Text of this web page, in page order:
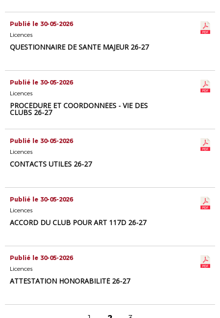
Publié le 30-05-2026
Licences
QUESTIONNAIRE DE SANTE MAJEUR 26-27
Publié le 30-05-2026
Licences
PROCÉDURE ET COORDONNÉES - VIE DES
CLUBS 26-27
Publié le 30-05-2026
Licences
CONTACTS UTILES 26-27
Publié le 30-05-2026
Licences
ACCORD DU CLUB POUR ART 117D 26-27
Publié le 30-05-2026
Licences
ATTESTATION HONORABILITÉ 26-27